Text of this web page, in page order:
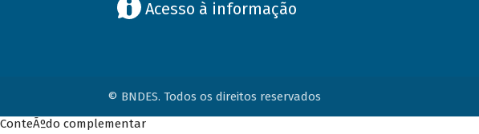
Acesso à informação
© BNDES. Todos os direitos reservados
ConteÃºdo complementar